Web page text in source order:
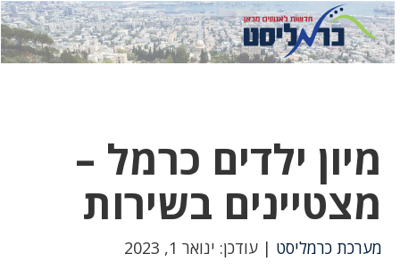
לחץ
כאן
לחץ
כדי
מיון ילדים כרמל –
מצטיינים בשירות
מערכת כרמליסט | עודכן: ינואר 1, 2023